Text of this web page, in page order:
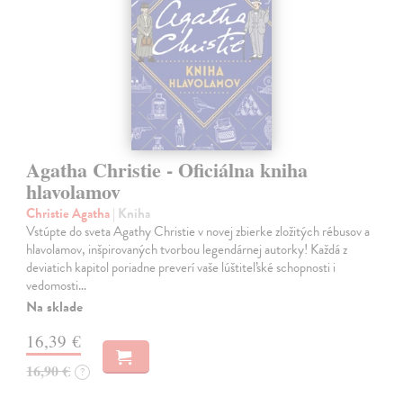
Agatha Christie - Oficiálna kniha
hlavolamov
Christie Agatha| Kniha
Vstúpte do sveta Agathy Christie v novej zbierke zložitých rébusov a
hlavolamov, inšpirovaných tvorbou legendárnej autorky! Každá z
deviatich kapitol poriadne preverí vaše lúštiteľské schopnosti i
vedomosti…
Na sklade
16,39 €
16,90 € ?